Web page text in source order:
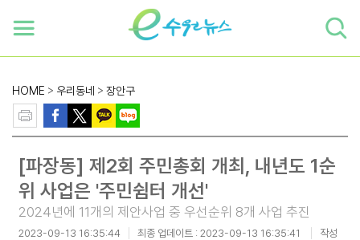
HOME > 우리동네 > 장안구
[파장동] 제2회 주민총회 개최, 내년도 1순
위 사업은 '주민쉼터 개선'
2024년에 11개의 제안사업 중 우선순위 8개 사업 추진
2023-09-13 16:35:44 최종 업데이트 : 2023-09-13 16:35:41
작성